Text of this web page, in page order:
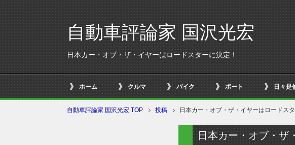
自動車評論家 国沢光宏
日本カー・オブ・ザ・イヤーはロードスターに決定！
ホーム クルマ バイク ボート 日々是
自動車評論家 国沢光宏 TOP 投稿 日本カー・オブ・ザ・イヤーはロードスタ
日本カー・オブ・ザ